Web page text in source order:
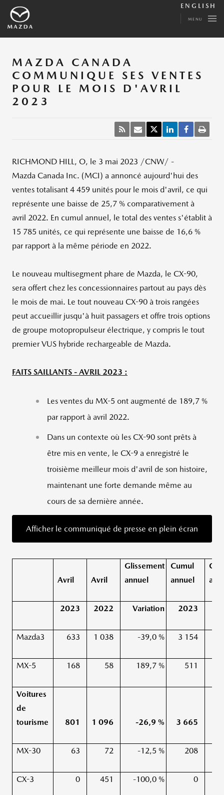
ENGLISH
MENU
MAZDA CANADA
COMMUNIQUE SES VENTES
POUR LE MOIS D'AVRIL
2023
RICHMOND HILL, O, le 3 mai 2023 /CNW/ -
Mazda Canada Inc. (MCI) a annoncé aujourd'hui des
ventes totalisant 4 459 unités pour le mois d'avril, ce qui
représente une baisse de 25,7 % comparativement à
avril 2022. En cumul annuel, le total des ventes s'établit à
15 785 unités, ce qui représente une baisse de 16,6 %
par rapport à la même période en 2022.
Le nouveau multisegment phare de Mazda, le CX-90,
sera offert chez les concessionnaires partout au pays dès
le mois de mai. Le tout nouveau CX-90 à trois rangées
peut accueillir jusqu'à huit passagers et offre trois options
de groupe motopropulseur électrique, y compris le tout
premier VUS hybride rechargeable de Mazda.
FAITS SAILLANTS - AVRIL 2023 :
Les ventes du MX-5 ont augmenté de 189,7 %
par rapport à avril 2022.
Dans un contexte où les CX-90 sont prêts à
être mis en vente, le CX-9 a enregistré le
troisième meilleur mois d'avril de son histoire,
maintenant une forte demande même au
cours de sa dernière année.
Afficher le communiqué de presse en plein écran
Avril Avril
Glissement
annuel
Cumul
annuel
2023 2022 Variation 2023
Mazda3 633 1 038 -39,0 % 3 154
MX-5 168 58 189,7 % 511
Voitures
de
tourisme
801 1 096 -26,9 % 3 665
MX-30 63 72 -12,5 % 208
CX-3 0 451 -100,0 % 0